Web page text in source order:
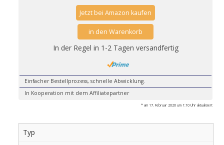
Jetzt bei Amazon kaufen
in den Warenkorb
In der Regel in 1-2 Tagen versandfertig
Einfacher Bestellprozess, schnelle Abwicklung.
In Kooperation mit dem Affiliatepartner
* am 17. Februar 2020 um 1:10 Uhr aktualisiert
Typ